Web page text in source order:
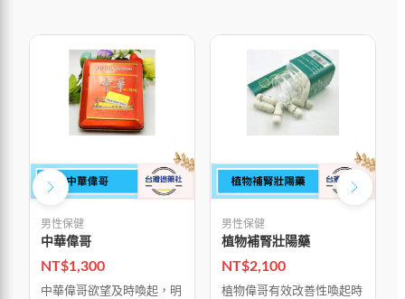
男性保健
中華偉哥
NT$1,300
中華偉哥欲望及時喚起，明
男性保健
植物補腎壯陽藥
NT$2,100
植物偉哥有效改善性喚起時